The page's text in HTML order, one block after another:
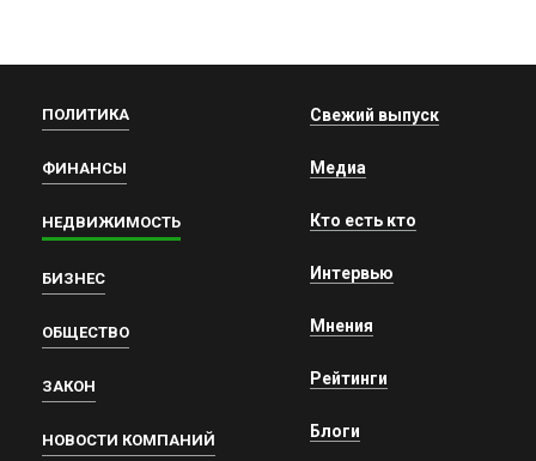
ПОЛИТИКА
ФИНАНСЫ
НЕДВИЖИМОСТЬ
БИЗНЕС
ОБЩЕСТВО
ЗАКОН
НОВОСТИ КОМПАНИЙ
Свежий выпуск
Медиа
Кто есть кто
Интервью
Мнения
Рейтинги
Блоги